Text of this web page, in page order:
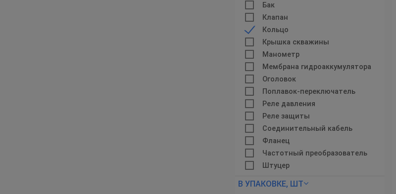
Бак
Клапан
Кольцо
Крышка скважины
Манометр
Мембрана гидроаккумулятора
Оголовок
Поплавок-переключатель
Реле давления
Реле защиты
Соединительный кабель
Фланец
Частотный преобразователь
Штуцер
В УПАКОВКЕ, ШТ